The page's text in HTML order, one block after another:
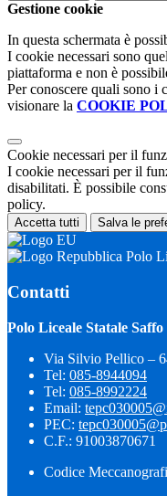
Gestione cookie
In questa schermata è
I cookie necessari sono
piattaforma e non è
Per conoscere quali sono i
visionare la COOKIE
Cookie necessari per il
I cookie necessari per il
disabilitati. È possibile
policy.
Accetta tutti Salva le
Polo
Contatti
Polo Liceale Statale Saffo
Via Silvio Pellico –
Tel: 085-8944094
Tel: 085-8992224
Email:
PEC:
C.F.: 91003870671
Codice